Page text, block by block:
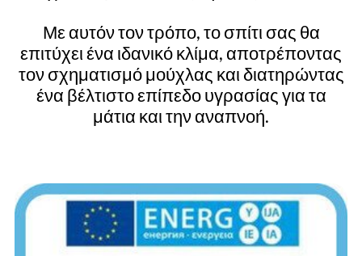
Με αυτόν τον τρόπο, το σπίτι σας θα
επιτύχει ένα ιδανικό κλίμα, αποτρέποντας
τον σχηματισμό μούχλας και διατηρώντας
ένα βέλτιστο επίπεδο υγρασίας για τα
μάτια και την αναπνοή.